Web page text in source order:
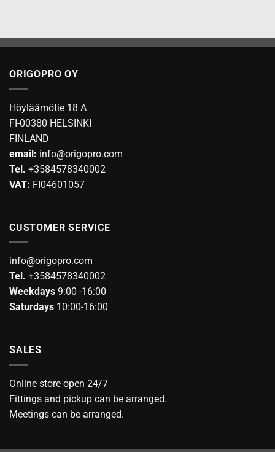
ORIGOPRO OY
Höyläämötie 18 A
FI-00380 HELSINKI
FINLAND
email: info@origopro.com
Tel. +3584578340002
VAT: FI04601057
CUSTOMER SERVICE
info@origopro.com
Tel. +3584578340002
Weekdays 9:00 -16:00
Saturdays 10:00-16:00
SALES
Online store open 24/7
Fittings and pickup can be arranged.
Meetings can be arranged.